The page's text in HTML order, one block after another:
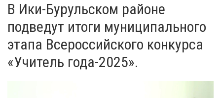
В Ики-Бурульском районе
подведут итоги муниципального
этапа Всероссийского конкурса
«Учитель года-2025».